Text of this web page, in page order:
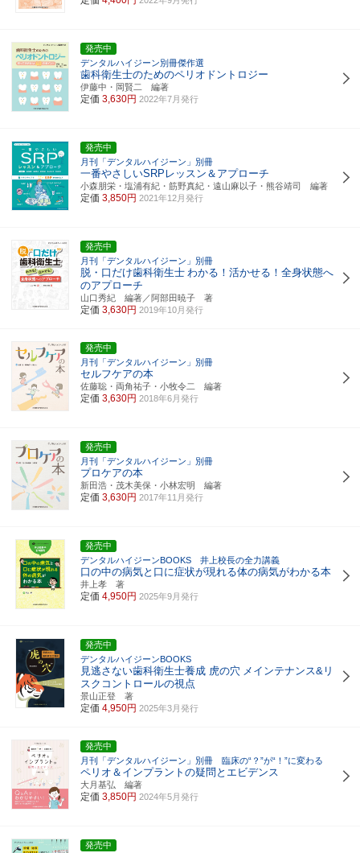
発売中
デンタルハイジーン別冊傑作選
歯科衛生士のためのペリオドントロジー
伊藤中・岡賢二 編著
定価 3,630円 2022年7月発行
発売中
月刊「デンタルハイジーン」別冊
一番やさしいSRPレッスン＆アプローチ
小森朋栄・塩浦有紀・筋野真紀・遠山麻以子・熊谷靖司 編著
定価 3,850円 2021年12月発行
発売中
月刊「デンタルハイジーン」別冊
脱・口だけ歯科衛生士 わかる！活かせる！全身状態へ
のアプローチ
山口秀紀 編著／阿部田暁子 著
定価 3,630円 2019年10月発行
発売中
月刊「デンタルハイジーン」別冊
セルフケアの本
佐藤聡・両角祐子・小牧令二 編著
定価 3,630円 2018年6月発行
発売中
月刊「デンタルハイジーン」別冊
プロケアの本
新田浩・茂木美保・小林宏明 編著
定価 3,630円 2017年11月発行
発売中
デンタルハイジーンBOOKS 井上校長の全力講義
口の中の病気と口に症状が現れる体の病気がわかる本
井上孝 著
定価 4,950円 2025年9月発行
発売中
デンタルハイジーンBOOKS
見逃さない歯科衛生士養成 虎の穴 メインテナンス&リ
スクコントロールの視点
景山正登 著
定価 4,950円 2025年3月発行
発売中
月刊「デンタルハイジーン」別冊 臨床の“？”が“！”に変わる
ペリオ＆インプラントの疑問とエビデンス
大月基弘 編著
定価 3,850円 2024年5月発行
発売中